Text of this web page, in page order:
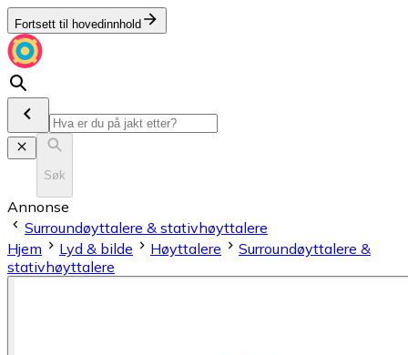
Fortsett til hovedinnhold
Søk
Annonse
Surroundøyttalere & stativhøyttalere
Hjem
Lyd & bilde Høyttalere
Surroundøyttalere &
stativhøyttalere